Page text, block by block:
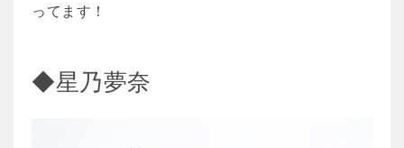
ってます！
◆星乃夢奈